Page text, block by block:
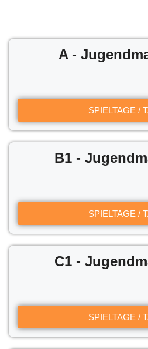
A -
SPIELTAGE /
B1 -
SPIELTAGE /
C1 -
SPIELTAGE /